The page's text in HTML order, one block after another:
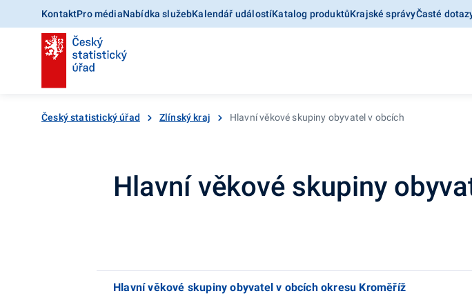
KontaktPro médiaNabídka služebKalendář událostíKatalog produktůKrajské správyČasté
Český statistický úřad Zlínský kraj Hlavní věkové skupiny obyvatel v obcích
Hlavní věkové skupiny
Hlavní věkové skupiny obyvatel v obcích okresu Kroměříž